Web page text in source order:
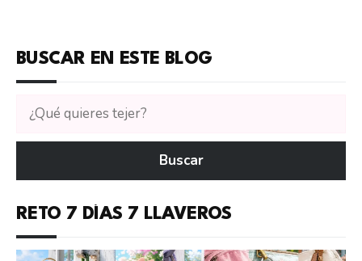
BUSCAR EN ESTE BLOG
Buscar
tutoriales
en
Buscar
RETO 7 DÍAS 7 LLAVEROS